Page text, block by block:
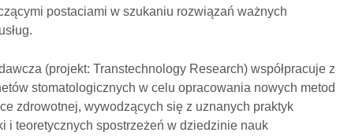
postaciami w szukaniu rozwiązań ważnych
(projekt: Transtechnology Research) współpracuje z
stomatologicznych w celu opracowania nowych metod
zdrowotnej, wywodzących się z uznanych praktyk
i teoretycznych spostrzeżeń w dziedzinie nauk